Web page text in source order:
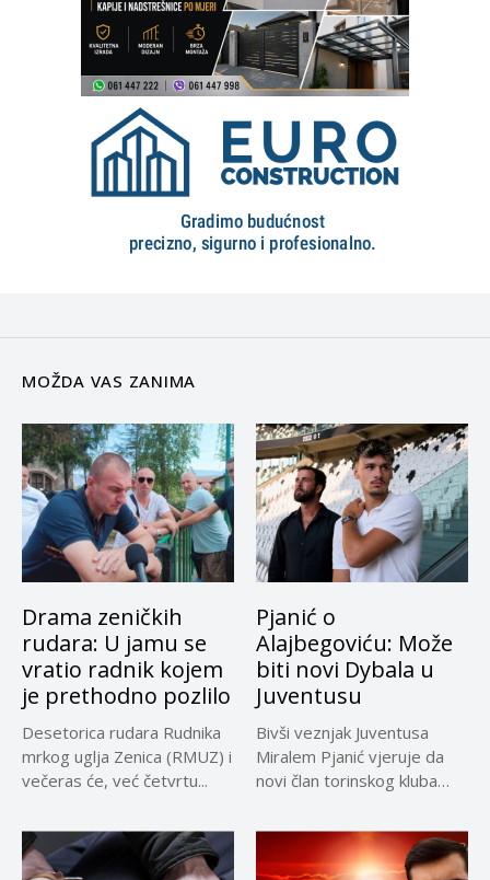
MOŽDA VAS ZANIMA
Drama zeničkih
rudara: U jamu se
vratio radnik kojem
je prethodno pozlilo
Desetorica rudara Rudnika
mrkog uglja Zenica (RMUZ) i
večeras će, već četvrtu...
Pjanić o
Alajbegoviću: Može
biti novi Dybala u
Juventusu
Bivši veznjak Juventusa
Miralem Pjanić vjeruje da
novi član torinskog kluba